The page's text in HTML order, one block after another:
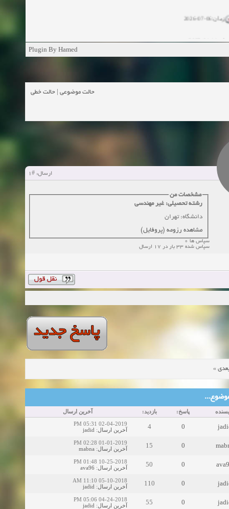
زمان:10-13-2024
زمان:10-11-2024
Plugin By Hamed
حالت موضوعی حالت خطی
ارسال: #1
مشخصات من
رشته تحصیلی: غیر مهندسی
دانشگاه: تهران
مشاهده رزومه (پروفایل)
سپاس ها 0
سپاس شده 33 بار در 17 ارسال
»
پاسخ: بازدید: آخرین ارسال
0
4
02-04-2019 05:31 PM
آخرین ارسال:
jadid
0
15
01-01-2019 02:28 PM
آخرین ارسال:
mabna
0
50
10-25-2018 01:48 PM
آخرین ارسال:
ava96
0
110
05-10-2018 11:10 AM
آخرین ارسال:
jadid
0
55
04-24-2018 05:06 PM
آخرین ارسال:
jadid